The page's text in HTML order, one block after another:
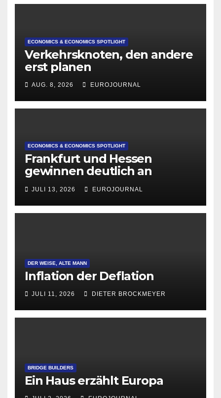
ECONOMICS & ECONOMICS SPOTLIGHT
Verkehrsknoten, den andere
erst planen
AUG. 8, 2026 EUROJOURNAL
ECONOMICS & ECONOMICS SPOTLIGHT
Frankfurt und Hessen
gewinnen deutlich an
Attraktivität für Startup-
Gründungen
JULI 13, 2026 EUROJOURNAL
DER WEISE, ALTE MANN
Inflation der Deflation
JULI 11, 2026 DIETER BROCKMEYER
BRIDGE BUILDERS
Ein Haus erzählt Europa